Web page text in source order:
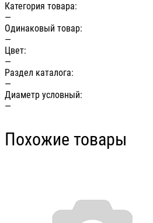
Категория товара:
—
Одинаковый товар:
—
Цвет:
—
Раздел каталога:
—
Диаметр условный:
—
Похожие товары